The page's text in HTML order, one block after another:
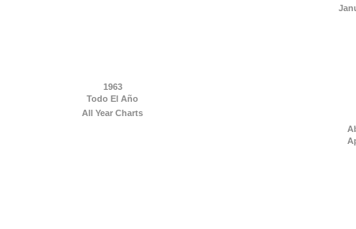
1963
Todo El Año
All Year Charts